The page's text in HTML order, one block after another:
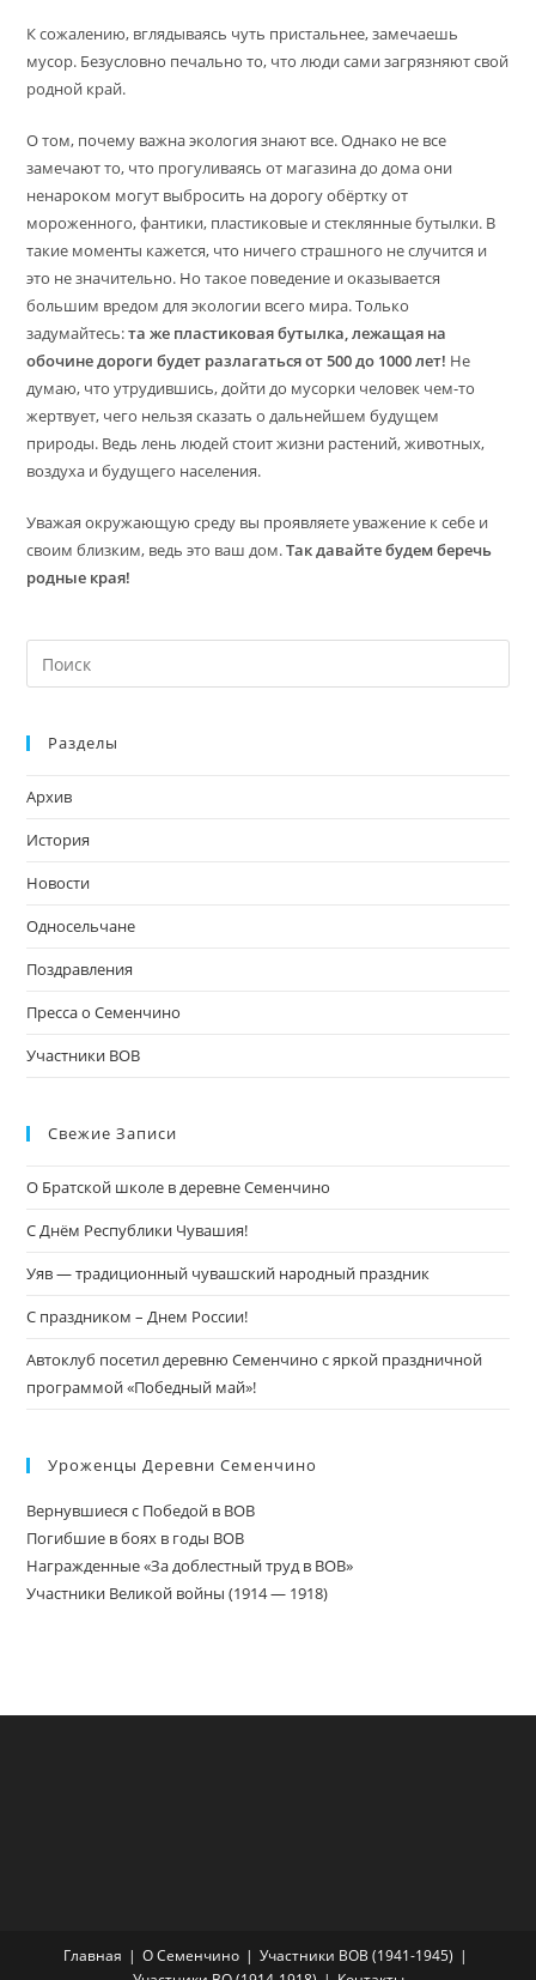
К сожалению, вглядываясь чуть пристальнее, замечаешь
мусор. Безусловно печально то, что люди сами загрязняют свой
родной край.
О том, почему важна экология знают все. Однако не все
замечают то, что прогуливаясь от магазина до дома они
ненароком могут выбросить на дорогу обёртку от
мороженного, фантики, пластиковые и стеклянные бутылки. В
такие моменты кажется, что ничего страшного не случится и
это не значительно. Но такое поведение и оказывается
большим вредом для экологии всего мира. Только
задумайтесь:та же пластиковая бутылка, лежащая на
обочине дороги будет разлагаться от 500 до 1000 лет! Не
думаю, что утрудившись, дойти до мусорки человек чем-то
жертвует, чего нельзя сказать о дальнейшем будущем
природы. Ведь лень людей стоит жизни растений, животных,
воздуха и будущего населения.
Уважая окружающую среду вы проявляете уважение к себе и
своим близким, ведь это ваш дом.Так давайте будем беречь
родные края!
Разделы
Архив
История
Новости
Односельчане
Поздравления
Пресса о Семенчино
Участники ВОВ
Свежие Записи
О Братской школе в деревне Семенчино
С Днём Республики Чувашия!
Уяв — традиционный чувашский народный праздник
С праздником – Днем России!
Автоклуб посетил деревню Семенчино с яркой праздничной
программой «Победный май»!
Уроженцы Деревни Семенчино
Вернувшиеся с Победой в ВОВ
Погибшие в боях в годы ВОВ
Награжденные «За доблестный труд в ВОВ»
Участники Великой войны (1914 — 1918)
Главная О Семенчино
Участники ВОВ (1941-1945)